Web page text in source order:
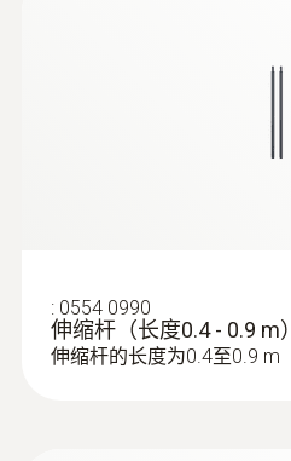
: 0554 0990
伸缩杆（长度0.4 - 0.9 m）
伸缩杆的长度为0.4至0.9 m